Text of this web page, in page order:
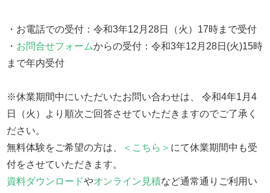
・お電話での受付：令和3年12月28日（火）17時まで受付
・ お問合せフォームからの受付：令和3年12月28日(火)15時
まで年内受付
※休業期間中にいただいたお問い合わせは、 令和4年1月4
日（火）より順次ご回答させていただきますのでご了承く
ださい。
無料体験をご希望の方は、
＜こちら＞ にて休業期間中も受
付をさせていただきます。
資料ダウンロードやオンライン見積など通常通りご利用い